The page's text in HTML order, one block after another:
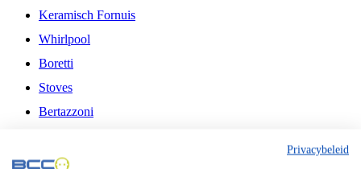
Keramisch Fornuis
Whirlpool
Boretti
Stoves
Bertazzoni
Fitelli
Privacybeleid